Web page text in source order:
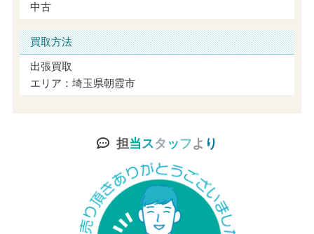
中古
買取方法
出張買取
エリア：埼玉県朝霞市
担当スタ ッ フよ り